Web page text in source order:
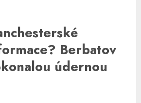
Berbatov
údernou